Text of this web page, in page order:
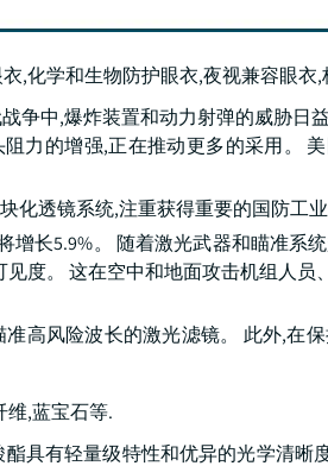
,化学和生物防护眼衣,夜视兼容眼衣
争中,爆炸装置和动力射弹的威胁日
力的增强,正在推动更多的采用。 美
透镜系统,注重获得重要的国防工业
增长5.9%。 随着激光武器和瞄准系
度。 这在空中和地面攻击机组人
高风险波长的激光滤镜。 此外,在
维,蓝宝石等.
具有轻量级特性和优异的光学清晰